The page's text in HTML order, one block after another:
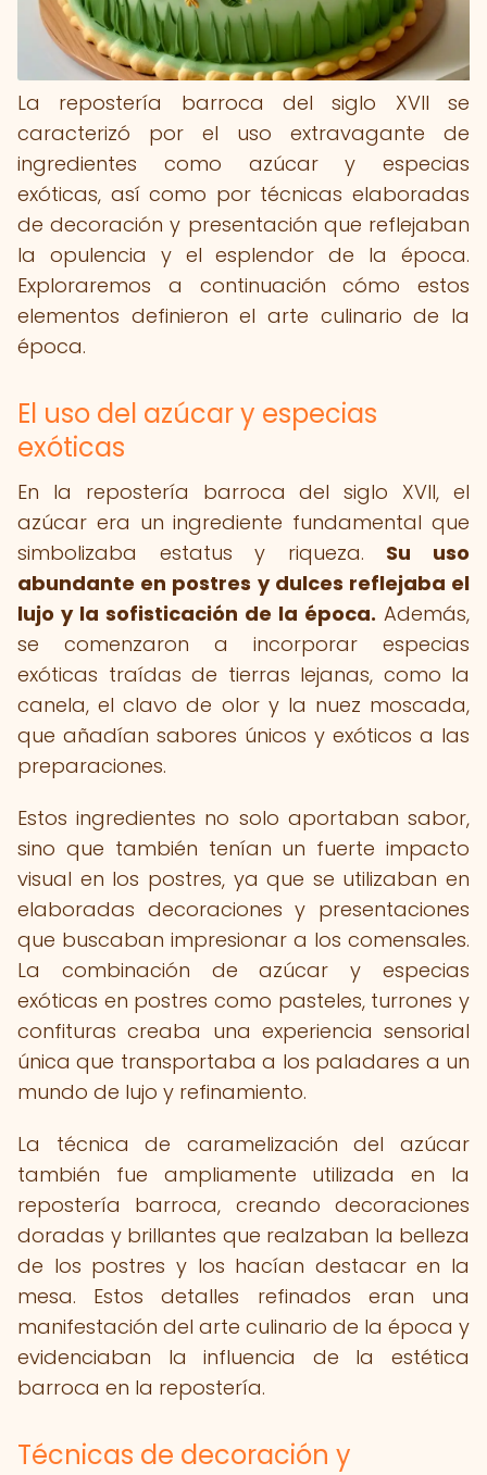
La repostería barroca del siglo XVII se
caracterizó por el uso extravagante de
ingredientes como azúcar y especias
exóticas, así como por técnicas elaboradas
de decoración y presentación que reflejaban
la opulencia y el esplendor de la época.
Exploraremos a continuación cómo estos
elementos definieron el arte culinario de la
época.
El uso del azúcar y especias
exóticas
En la repostería barroca del siglo XVII, el
azúcar era un ingrediente fundamental que
simbolizaba estatus y riqueza. Su uso
abundante en postres y dulces reflejaba el
lujo y la sofisticación de la época. Además,
se comenzaron a incorporar especias
exóticas traídas de tierras lejanas, como la
canela, el clavo de olor y la nuez moscada,
que añadían sabores únicos y exóticos a las
preparaciones.
Estos ingredientes no solo aportaban sabor,
sino que también tenían un fuerte impacto
visual en los postres, ya que se utilizaban en
elaboradas decoraciones y presentaciones
que buscaban impresionar a los comensales.
La combinación de azúcar y especias
exóticas en postres como pasteles, turrones y
confituras creaba una experiencia sensorial
única que transportaba a los paladares a un
mundo de lujo y refinamiento.
La técnica de caramelización del azúcar
también fue ampliamente utilizada en la
repostería barroca, creando decoraciones
doradas y brillantes que realzaban la belleza
de los postres y los hacían destacar en la
mesa. Estos detalles refinados eran una
manifestación del arte culinario de la época y
evidenciaban la influencia de la estética
barroca en la repostería.
Técnicas de decoración y